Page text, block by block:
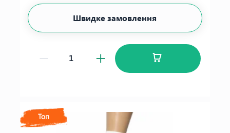
Швидке замовлення
Топ